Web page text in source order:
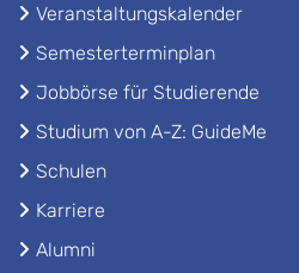
Veranstaltungskalender
Semesterterminplan
Jobbörse für Studierende
Studium von A-Z: GuideMe
Schulen
Karriere
Alumni